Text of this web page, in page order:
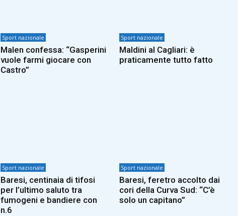
Sport nazionale
Malen confessa: “Gasperini
vuole farmi giocare con
Castro”
Sport nazionale
Maldini al Cagliari: è
praticamente tutto fatto
Sport nazionale
Baresi, centinaia di tifosi
per l’ultimo saluto tra
fumogeni e bandiere con
n.6
Sport nazionale
Baresi, feretro accolto dai
cori della Curva Sud: “C’è
solo un capitano”